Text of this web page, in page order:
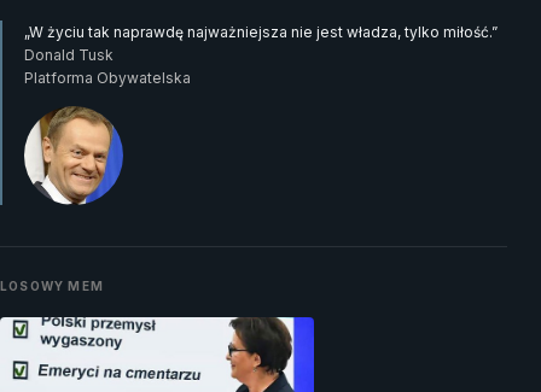
„W życiu tak naprawdę najważniejsza nie jest władza, tylko miłość.”
Donald Tusk
Platforma Obywatelska
LOSOWY MEM